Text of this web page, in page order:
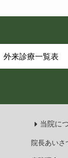
外来診療一覧表
当院に
院長あいさ